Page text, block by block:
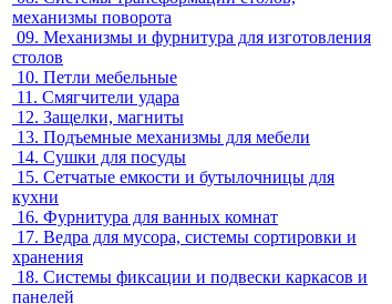
механизмы поворота
09. Механизмы и фурнитура для изготовления
столов
10. Петли мебельные
11. Смягчители удара
12. Защелки, магниты
13. Подъемные механизмы для мебели
14. Сушки для посуды
15. Сетчатые емкости и бутылочницы для
кухни
16. Фурнитура для ванных комнат
17. Ведра для мусора, системы сортировки и
хранения
18. Системы фиксации и подвески каркасов и
панелей